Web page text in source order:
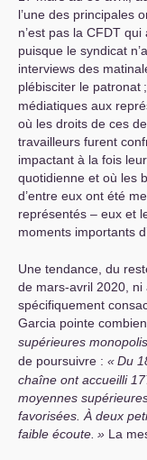
l’une des principales
n’est pas la CFDT qui
puisque le syndicat
interviews des
plébisciter le patronat
médiatiques aux
où les droits de ces
travailleurs furent
impactant à la fois
quotidienne et où les
d’entre eux ont été
représentés – eux et
moments importants
Une tendance, du
de mars-avril 2020,
spécifiquement
Garcia pointe combien
supérieures
de poursuivre : «Du
chaîne ont accueilli
moyennes
favorisées. À deux
faible écoute. » La